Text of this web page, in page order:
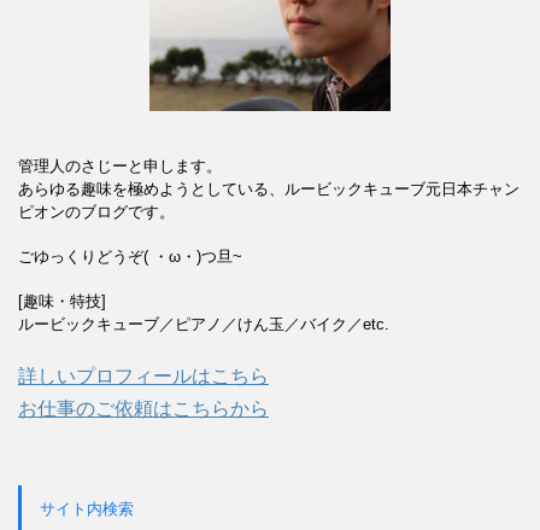
管理人のさじーと申します。
あらゆる趣味を極めようとしている、ルービックキューブ元日本チャン
ピオンのブログです。
ごゆっくりどうぞ( ・ω・)つ旦~
[趣味・特技]
ルービックキューブ／ピアノ／けん玉／バイク／etc.
詳しいプロフィールはこちら
お仕事のご依頼はこちらから
サイト内検索